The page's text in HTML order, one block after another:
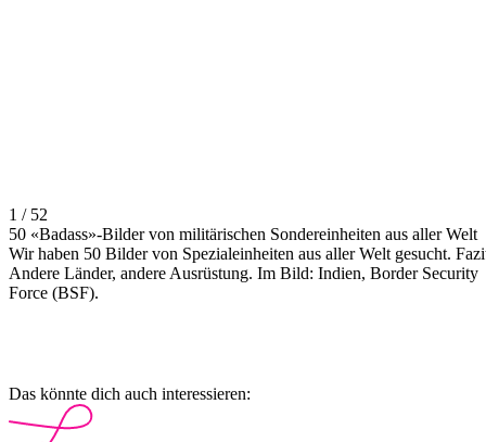
1 / 52
50 «Badass»-Bilder von militärischen Sondereinheiten aus aller Welt
Wir haben 50 Bilder von Spezialeinheiten aus aller Welt gesucht.
Andere Länder, andere Ausrüstung. Im Bild: Indien, Border Security
Force (BSF).
Das könnte dich auch interessieren: